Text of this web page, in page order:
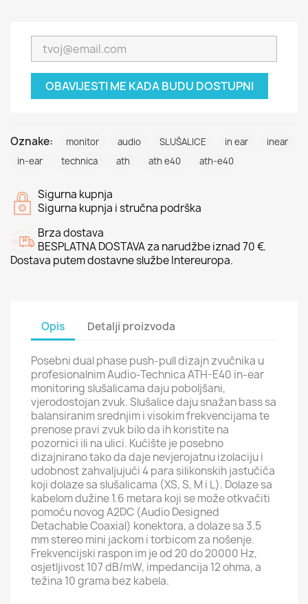
OBAVIJESTI ME KADA BUDU DOSTUPNI
Oznake: monitor audio SLUŠALICE in ear
inear
in-ear
technica ath ath e40 ath-e40
Sigurna kupnja
Sigurna kupnja i stručna podrška
Brza dostava
BESPLATNA DOSTAVA za narudžbe iznad 70 €.
Dostava putem dostavne službe Intereuropa.
Opis Detalji proizvoda
Posebni dual phase push-pull dizajn zvučnika u
profesionalnim Audio-Technica ATH-E40 in-ear
monitoring slušalicama daju poboljšani,
vjerodostojan zvuk. Slušalice daju snažan bass sa
balansiranim srednjim i visokim frekvencijama te
prenose pravi zvuk bilo da ih koristite na
pozornici ili na ulici. Kućište je posebno
dizajnirano tako da daje nevjerojatnu izolaciju i
udobnost zahvaljujući 4 para silikonskih jastučića
koji dolaze sa slušalicama (XS, S, M i L). Dolaze sa
kabelom dužine 1.6 metara koji se može otkvačiti
pomoću novog A2DC (Audio Designed
Detachable Coaxial) konektora, a dolaze sa 3.5
mm stereo mini jackom i torbicom za nošenje.
Frekvencijski raspon im je od 20 do 20000 Hz,
osjetljivost 107 dB/mW, impedancija 12 ohma, a
težina 10 grama bez kabela.